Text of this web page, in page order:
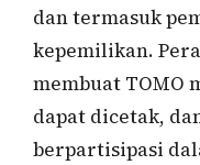
dan termasuk
kepemilikan.
membuat TOMO
dapat dicetak,
berpartisipasi